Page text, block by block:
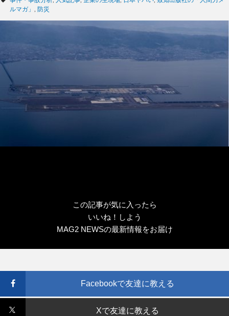
ゴ
グ
ルマガ」
防災
この記事が気に入ったら
いいね！しよう
MAG2 NEWSの最新情報をお届け
Facebookで友達に教える
Xで友達に教える